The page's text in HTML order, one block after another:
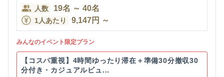
人数 19名 ～ 40名
1人あたり 9,147円 ～
みんなのイベント限定プラン
【コスパ重視】4時間ゆったり滞在＋準備30分撤収30
分付き・カジュアルビュ...